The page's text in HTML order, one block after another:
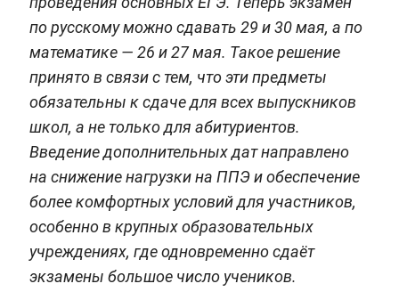
по русскому можно сдавать 29 и 30 мая, а по
математике — 26 и 27 мая. Такое решение
принято в связи с тем, что эти предметы
обязательны к сдаче для всех выпускников
школ, а не только для абитуриентов.
Введение дополнительных дат направлено
на снижение нагрузки на ППЭ и обеспечение
более комфортных условий для участников,
особенно в крупных образовательных
учреждениях, где одновременно сдаёт
экзамены большое число учеников.